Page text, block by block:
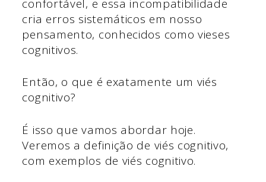
confortável, e essa incompatibilidade
cria erros sistemáticos em nosso
pensamento, conhecidos como vieses
cognitivos.
Então, o que é exatamente um viés
cognitivo?
É isso que vamos abordar hoje.
Veremos a definição de viés cognitivo,
com exemplos de viés cognitivo.